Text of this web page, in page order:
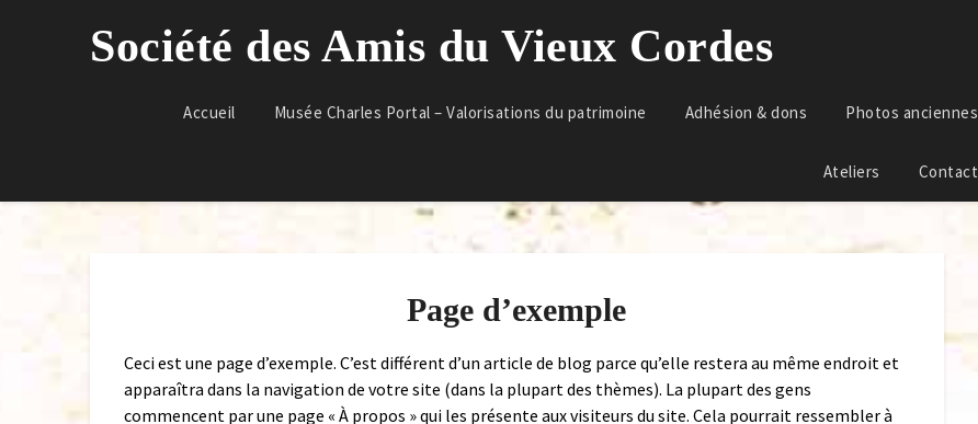
Société des Amis du Vieux Cordes
Accueil Musée Charles Portal – Valorisations du patrimoine Adhésion & dons Photos anciennes
Ateliers Contact
Page d’exemple
Ceci est une page d’exemple. C’est différent d’un article de blog parce qu’elle restera au même endroit et
apparaîtra dans la navigation de votre site (dans la plupart des thèmes). La plupart des gens
commencent par une page « À propos » qui les présente aux visiteurs du site. Cela pourrait ressembler à